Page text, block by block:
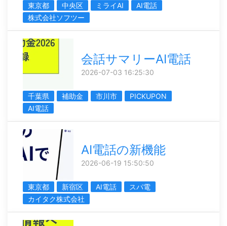
東京都 中央区 ミライAI
AI電話
株式会社ソフツー
会話サマリーAI電話
2026-07-03 16:25:30
千葉県 補助金 市川市
PICKUPON
AI電話
AI電話の新機能
2026-06-19 15:50:50
東京都 新宿区 AI電話
スパ電
カイタク株式会社